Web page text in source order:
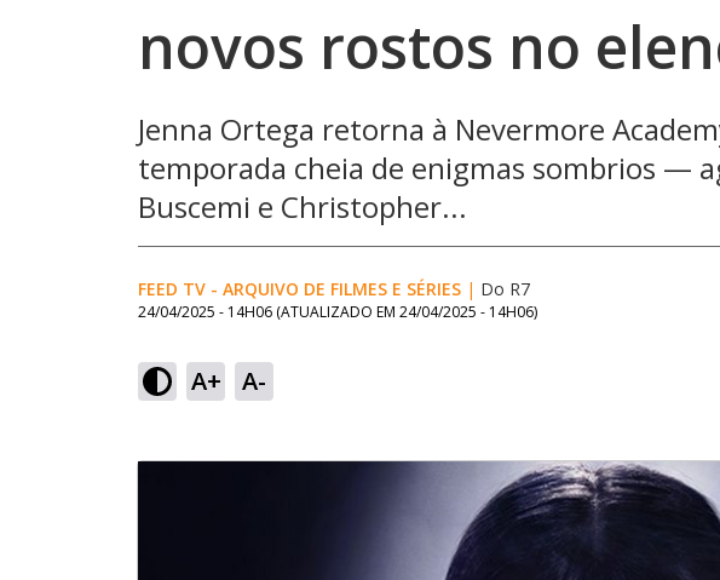
novos rostos no
Jenna Ortega retorna à Nevermore
temporada cheia de enigmas sombrios —
Buscemi e Christopher...
FEED TV - ARQUIVO DE FILMES E SÉRIES | Do R7
24/04/2025 - 14H06 (ATUALIZADO EM 24/04/2025 - 14H06)
A+ A-